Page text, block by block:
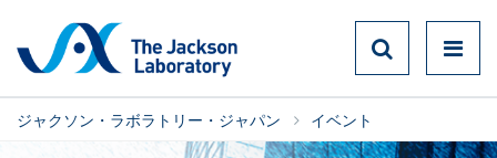
ジャクソン・ラボラトリー・ジャパン イベント